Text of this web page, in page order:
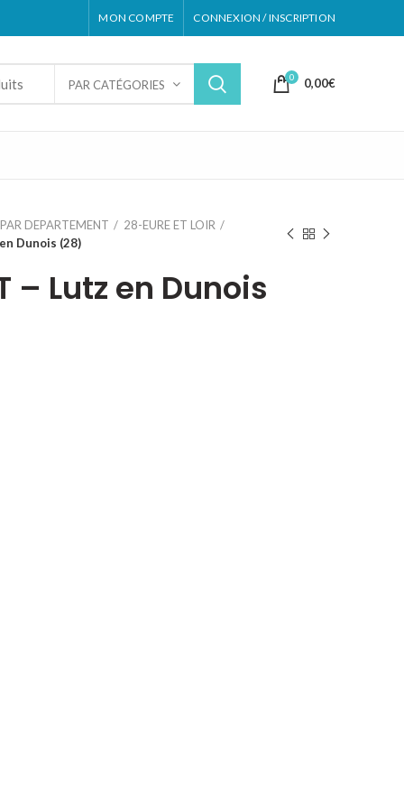
MON COMPTE CONNEXION / INSCRIPTION
PAR CATÉGORIES
0 0,00€
PAR DEPARTEMENT
28-EURE ET LOIR
Dunois (28)
– Lutz en Dunois